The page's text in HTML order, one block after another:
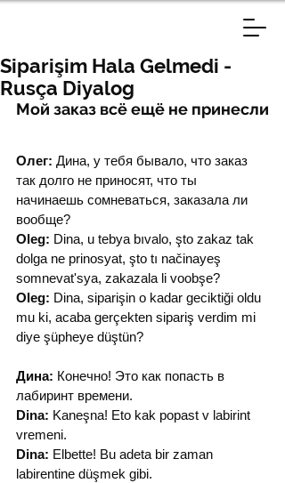
Siparişim Hala Gelmedi -
Rusça Diyalog
Мой заказ всё ещё не принесли
Олег: Дина, у тебя бывало, что заказ
так долго не приносят, что ты
начинаешь сомневаться, заказала ли
вообще?
Oleg: Dina, u tebya bıvalo, şto zakaz tak
dolga ne prinosyat, şto tı načinayeş
somnevat'sya, zakazala li voobşe?
Oleg: Dina, siparişin o kadar geciktiği oldu
mu ki, acaba gerçekten sipariş verdim mi
diye şüpheye düştün?
Дина: Конечно! Это как попасть в
лабиринт времени.
Dina: Kaneşna! Eto kak popast v labirint
vremeni.
Dina: Elbette! Bu adeta bir zaman
labirentine düşmek gibi.